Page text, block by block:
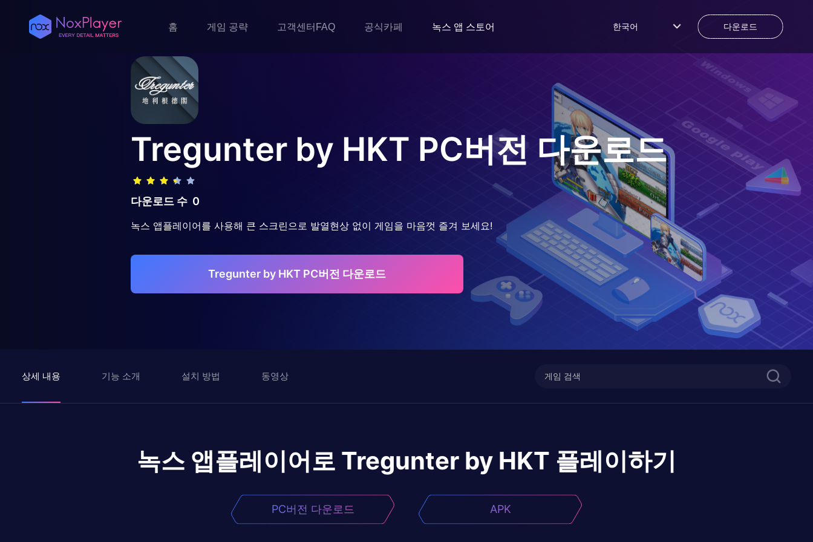
홈 게임 공략 고객센터FAQ 공식카페 녹스 앱 스토어 한국어 다운로드
Tregunter by HKT PC버전 다운로드
다운로드 수 0
녹스 앱플레이어를 사용해 큰 스크린으로 발열현상 없이 게임을 마음껏 즐겨 보세요!
Tregunter by HKT PC버전 다운로드
상세 내용 기능 소개 설치 방법 동영상
녹스 앱플레이어로 Tregunter by HKT 플레이하기
PC버전 다운로드 APK